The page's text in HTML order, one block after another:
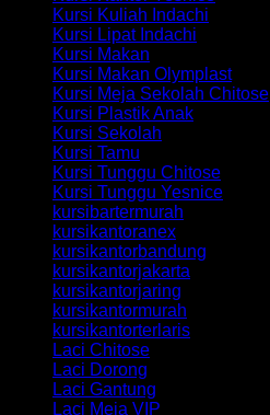
Kursi Kuliah Indachi
Kursi Lipat Indachi
Kursi Makan
Kursi Makan Olymplast
Kursi Meja Sekolah Chitose
Kursi Plastik Anak
Kursi Sekolah
Kursi Tamu
Kursi Tunggu Chitose
Kursi Tunggu Yesnice
kursibartermurah
kursikantoranex
kursikantorbandung
kursikantorjakarta
kursikantorjaring
kursikantormurah
kursikantorterlaris
Laci Chitose
Laci Dorong
Laci Gantung
Laci Meja VIP